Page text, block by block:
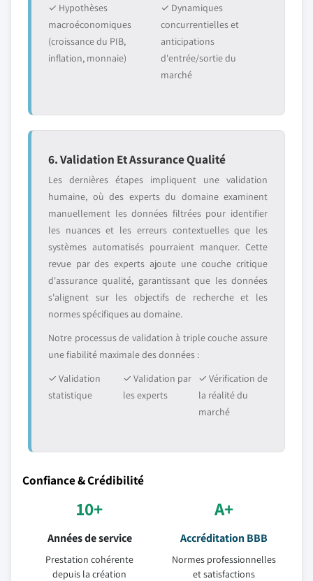
✓ Hypothèses
macroéconomiques
(croissance du PIB,
inflation, monnaie)
✓ Dynamiques
concurrentielles et
anticipations
d'entrée/sortie du
marché
6. Validation Et Assurance Qualité
Les dernières étapes impliquent une validation
humaine, où des experts du domaine examinent
manuellement les données filtrées pour identifier
les nuances et les erreurs contextuelles que les
systèmes automatisés pourraient manquer. Cette
revue par des experts ajoute une couche critique
d'assurance qualité, garantissant que les données
s'alignent sur les objectifs de recherche et les
normes spécifiques au domaine.
Notre processus de validation à triple couche assure
une fiabilité maximale des données :
✓ Validation
statistique
✓ Validation par
les experts
✓ Vérification de
la réalité du
marché
Confiance & Crédibilité
10+
Années de service
Prestation cohérente
depuis la création
A+
Accréditation BBB
Normes professionnelles
et satisfactions